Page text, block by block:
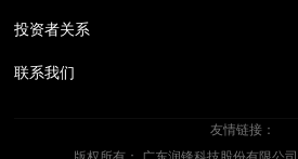
投资者关系
联系我们
友情链接：